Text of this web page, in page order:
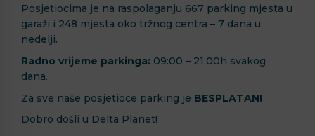
Posjetiocima je na raspolaganju 667 parking mjesta u
garaži i 248 mjesta oko tržnog centra – 7 dana u
nedelji.
Radno vrijeme parkinga: 09:00 – 21:00h svakog
dana.
Za sve naše posjetioce parking je BESPLATAN!
Dobro došli u Delta Planet!